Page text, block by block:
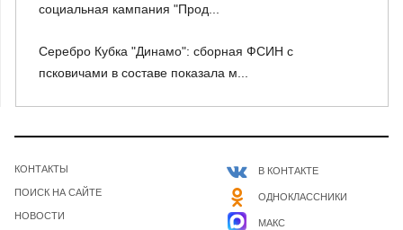
социальная кампания "Прод...
Серебро Кубка "Динамо": сборная ФСИН с
псковичами в составе показала м...
КОНТАКТЫ
ПОИСК НА САЙТЕ
НОВОСТИ
В КОНТАКТЕ
ОДНОКЛАССНИКИ
МАКС